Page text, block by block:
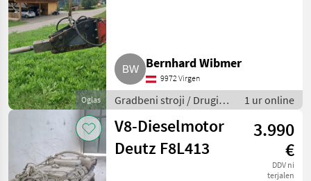
Oglas
Bernhard Wibmer
9972 Virgen
Gradbeni stroji / Drugi
gradbeni stroji
1 ur online
V8-Dieselmotor
Deutz F8L413
3.990
€
DDV ni
terjalen